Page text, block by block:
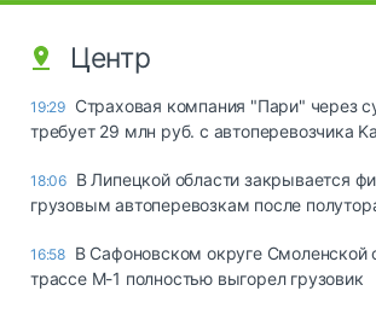
Центр
19:29 Страховая компания "Пари" через
требует 29 млн руб. с автоперевозчика
18:06 В Липецкой области закрывается
грузовым автоперевозкам после
16:58 В Сафоновском округе Смоленской
трассе М-1 полностью выгорел грузовик